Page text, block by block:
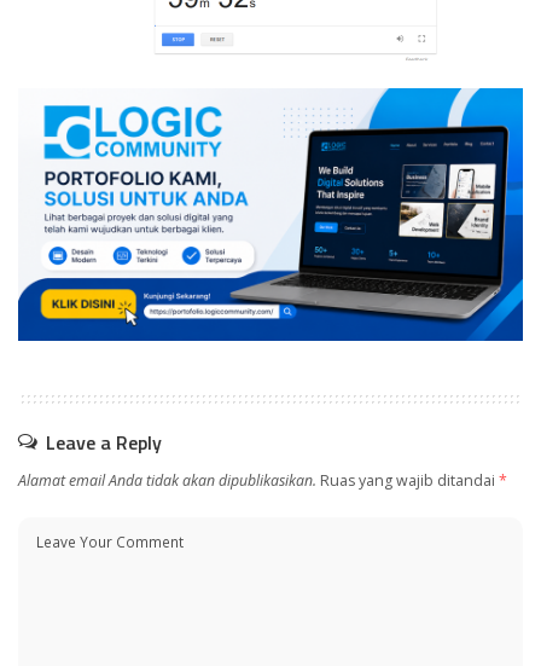
Leave a Reply
Alamat email Anda tidak akan dipublikasikan. Ruas yang wajib ditandai *